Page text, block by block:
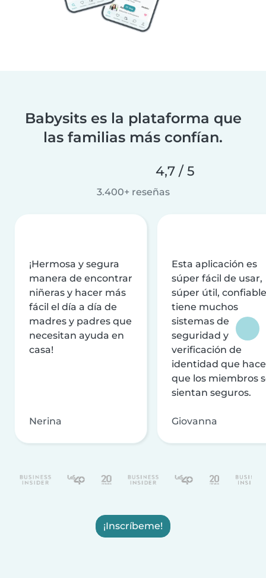
Babysits es la plataforma que
las familias más confían.
4,7 / 5
3.400+ reseñas
¡Hermosa y segura
manera de encontrar
niñeras y hacer más
fácil el día a día de
madres y padres que
necesitan ayuda en
casa!
Nerina
Esta aplicación es
súper fácil de usar,
súper útil,
tiene muchos
sistemas de
seguridad y
verificación de
identidad que
que los miembros
sientan seguros.
Giovanna
¡Inscríbeme!